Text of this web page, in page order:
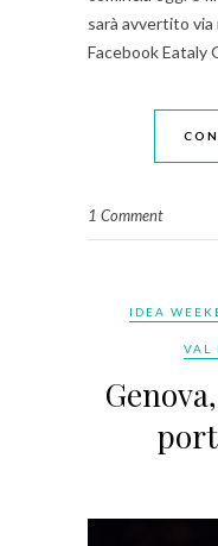
sarà avvertito via
Facebook Eataly
1 Comment
IDEA
VAL